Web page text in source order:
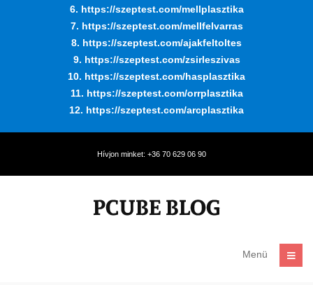
6. https://szeptest.com/mellplasztika
7. https://szeptest.com/mellfelvarras
8. https://szeptest.com/ajakfeltoltes
9. https://szeptest.com/zsirleszivas
10. https://szeptest.com/hasplasztika
11. https://szeptest.com/orrplasztika
12. https://szeptest.com/arcplasztika
Hívjon minket: +36 70 629 06 90
Menü